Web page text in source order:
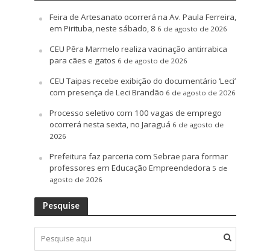
Feira de Artesanato ocorrerá na Av. Paula Ferreira,
em Pirituba, neste sábado, 8 6 de agosto de 2026
CEU Pêra Marmelo realiza vacinação antirrabica
para cães e gatos 6 de agosto de 2026
CEU Taipas recebe exibição do documentário ‘Leci’
com presença de Leci Brandão 6 de agosto de 2026
Processo seletivo com 100 vagas de emprego
ocorrerá nesta sexta, no Jaraguá 6 de agosto de
2026
Prefeitura faz parceria com Sebrae para formar
professores em Educação Empreendedora 5 de
agosto de 2026
Pesquise